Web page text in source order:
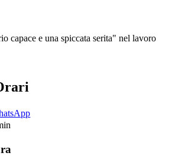
capace e una spiccata serita" nel lavoro